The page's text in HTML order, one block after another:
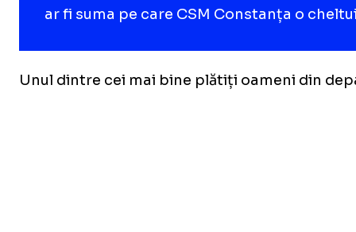
ar fi suma pe care CSM Constanța o
Unul dintre cei mai bine plătiți oameni din